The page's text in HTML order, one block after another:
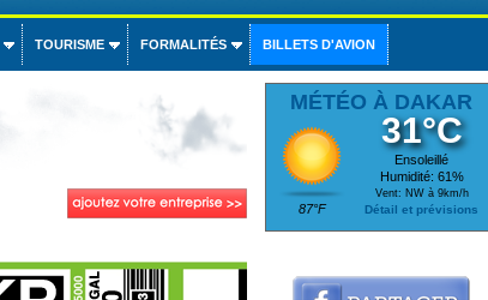
TOURISME FORMALITÉS BILLETS D'AVION
MÉTÉO À DAKAR
87°F
31°C
Ensoleillé
Humidité: 61%
Vent: NW à 9km/h
Détail et prévisions